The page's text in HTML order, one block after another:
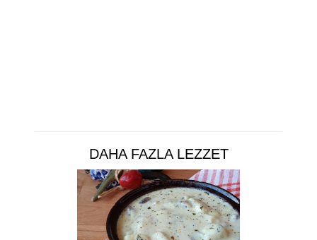
DAHA FAZLA LEZZET